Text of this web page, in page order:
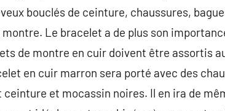
bouclés de ceinture, chaussures,
Le bracelet a de plus son
de montre en cuir doivent être assortis
en cuir marron sera porté avec des
et mocassin noires. Il en ira de